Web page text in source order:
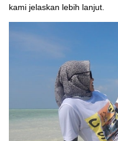
kami jelaskan lebih lanjut.